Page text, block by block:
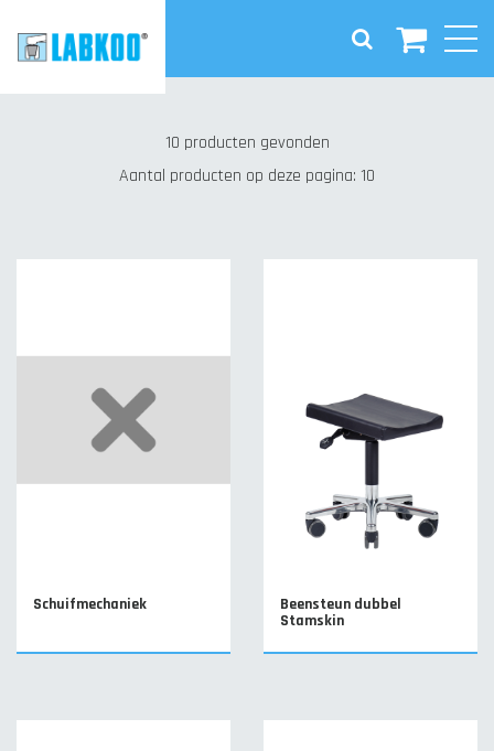
Kantoor/Balie
Accessoires
10 producten gevonden
Aantal producten op deze pagina: 10
Schuifmechaniek
Beensteun dubbel
Stamskin